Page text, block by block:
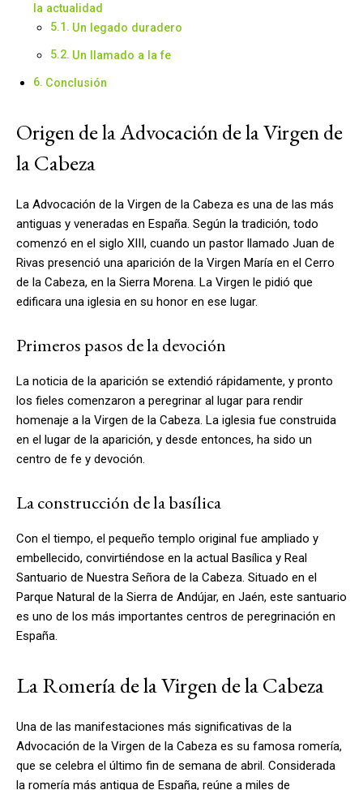
la actualidad
Un legado duradero
Un llamado a la fe
Conclusión
Origen de la Advocación de la Virgen de
la Cabeza
La Advocación de la Virgen de la Cabeza es una de las más
antiguas y veneradas en España. Según la tradición, todo
comenzó en el siglo XIII, cuando un pastor llamado Juan de
Rivas presenció una aparición de la Virgen María en el Cerro
de la Cabeza, en la Sierra Morena. La Virgen le pidió que
edificara una iglesia en su honor en ese lugar.
Primeros pasos de la devoción
La noticia de la aparición se extendió rápidamente, y pronto
los fieles comenzaron a peregrinar al lugar para rendir
homenaje a la Virgen de la Cabeza. La iglesia fue construida
en el lugar de la aparición, y desde entonces, ha sido un
centro de fe y devoción.
La construcción de la basílica
Con el tiempo, el pequeño templo original fue ampliado y
embellecido, convirtiéndose en la actual Basílica y Real
Santuario de Nuestra Señora de la Cabeza. Situado en el
Parque Natural de la Sierra de Andújar, en Jaén, este santuario
es uno de los más importantes centros de peregrinación en
España.
La Romería de la Virgen de la Cabeza
Una de las manifestaciones más significativas de la
Advocación de la Virgen de la Cabeza es su famosa romería,
que se celebra el último fin de semana de abril. Considerada
la romería más antigua de España, reúne a miles de